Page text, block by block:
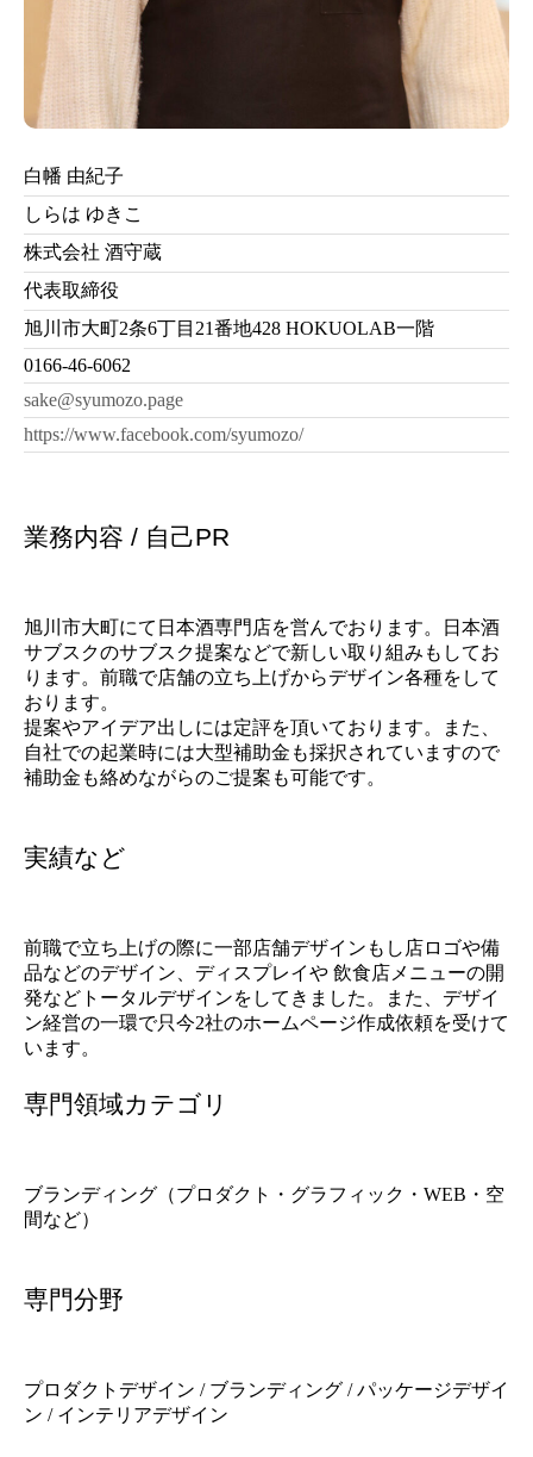
白幡 由紀子
しらは ゆきこ
株式会社 酒守蔵
代表取締役
旭川市大町2条6丁目21番地428 HOKUOLAB一階
0166-46-6062
sake@syumozo.page
https://www.facebook.com/syumozo/
業務内容 / 自己PR
旭川市大町にて日本酒専門店を営んでおります。日本酒
サブスクのサブスク提案などで新しい取り組みもしてお
ります。前職で店舗の立ち上げからデザイン各種をして
おります。
提案やアイデア出しには定評を頂いております。また、
自社での起業時には大型補助金も採択されていますので
補助金も絡めながらのご提案も可能です。
実績など
前職で立ち上げの際に一部店舗デザインもし店ロゴや備
品などのデザイン、ディスプレイや 飲食店メニューの開
発などトータルデザインをしてきました。また、デザイ
ン経営の一環で只今2社のホームページ作成依頼を受けて
います。
専門領域カテゴリ
ブランディング（プロダクト・グラフィック・WEB・空
間など）
専門分野
プロダクトデザイン / ブランディング / パッケージデザイ
ン / インテリアデザイン